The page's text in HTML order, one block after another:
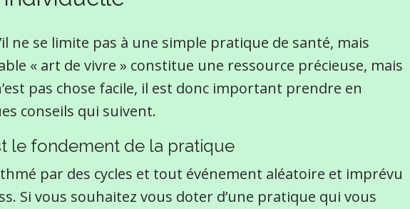
ne se limite pas à une simple pratique de santé, mais
« art de vivre » constitue une ressource précieuse, mais
pas chose facile, il est donc important prendre en
conseils qui suivent.
le fondement de la pratique
par des cycles et tout événement aléatoire et imprévu
Si vous souhaitez vous doter d’une pratique qui vous